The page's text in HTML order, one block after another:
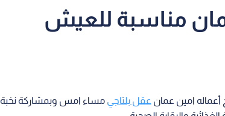
مناسبة للعيش
أعماله امين عمان عقل بلتاجي مساء امس وبمشاركة نخبة